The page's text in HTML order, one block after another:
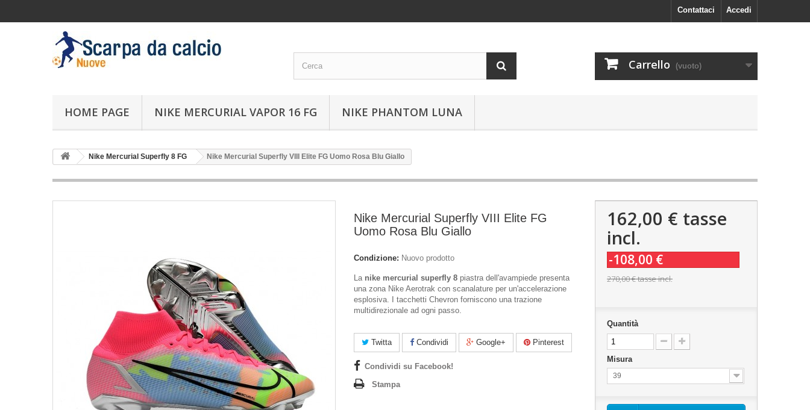
Accedi
Contattaci
Carrello (vuoto)
HOME PAGE NIKE MERCURIAL VAPOR 16 FG NIKE PHANTOM LUNA
Nike Mercurial Superfly 8 FG Nike Mercurial Superfly VIII Elite FG Uomo Rosa Blu Giallo
Nike Mercurial Superfly VIII Elite FG
Uomo Rosa Blu Giallo
Condizione: Nuovo prodotto
La nike mercurial superfly 8 piastra dell'avampiede presenta
una zona Nike Aerotrak con scanalature per un'accelerazione
esplosiva. I tacchetti Chevron forniscono una trazione
multidirezionale ad ogni passo.
Twitta Condividi Google+ Pinterest
Condividi su Facebook!
Stampa
162,00 € tasse
incl.
-108,00 €
270,00 €tasse incl.
Quantità
Misura
39